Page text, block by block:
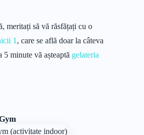
meritați să vă răsfățați cu o
1 , care se află doar la câteva
5 minute vă așteaptă gelateria